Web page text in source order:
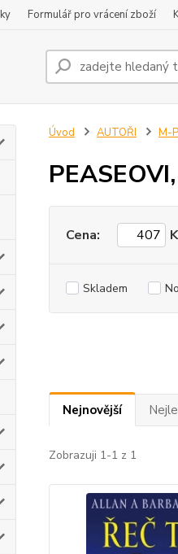
Formulář pro vrácení zboží
Úvod AUTOŘI M-P
Cena:
Skladem
Nejnovější
Zobrazuji 1-1 z 1